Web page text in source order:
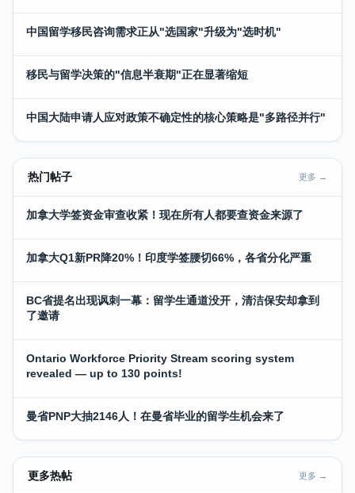
中国留学移民咨询需求正从"选国家"升级为"选时机"
移民与留学决策的"信息半衰期"正在显著缩短
中国大陆申请人应对政策不确定性的核心策略是"多路径并行"
热门帖子 更多 →
加拿大学签资金审查收紧！现在所有人都要查资金来源了
加拿大Q1新PR降20%！印度学签腰切66%，各省分化严重
BC省提名出现讽刺一幕：留学生通道没开，清洁保安却拿到
了邀请
Ontario Workforce Priority Stream scoring system
revealed — up to 130 points!
曼省PNP大抽2146人！在曼省毕业的留学生机会来了
更多热帖 更多 →